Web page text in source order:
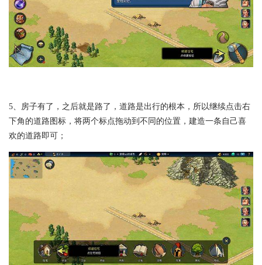
5、房子有了，之后就是路了，道路是出行的根本，所以继续点击右
下角的道路图标，将两个标点拖动到不同的位置，建造一条自己喜
欢的道路即可；